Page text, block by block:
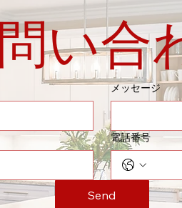
い合
メッセージ
電話番号
Send